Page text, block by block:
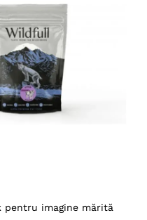
8.
acana
9
recompense caini
10. brit caini